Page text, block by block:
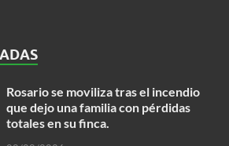
Rosario se moviliza tras el incendio
que dejo una familia con pérdidas
totales en su finca.